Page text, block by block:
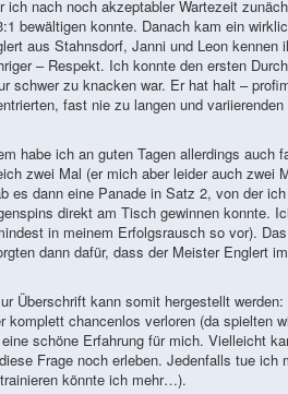
ich nach noch akzeptabler Wartezeit
bewältigen konnte. Danach kam ein
aus Stahnsdorf, Janni und Leon
– Respekt. Ich konnte den ersten
schwer zu knacken war. Er hat halt –
fast nie zu langen und
habe ich an guten Tagen allerdings
zwei Mal (er mich aber leider auch zwei
es dann eine Panade in Satz 2, von der
direkt am Tisch gewinnen konnte.
in meinem Erfolgsrausch so vor).
dann dafür, dass der Meister Englert
Überschrift kann somit hergestellt
komplett chancenlos verloren (da spielten
schöne Erfahrung für mich. Vielleicht
Frage noch erleben. Jedenfalls tue
könnte ich mehr…).